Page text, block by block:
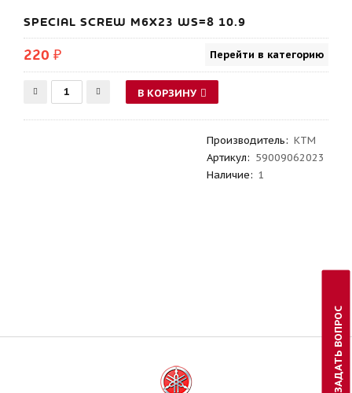
SPECIAL SCREW M6X23 WS=8 10.9
220 ₽ Перейти в категорию
В КОРЗИНУ
Производитель: KTM
Артикул: 59009062023
Наличие: 1
ЗАДАТЬ ВОПРОС